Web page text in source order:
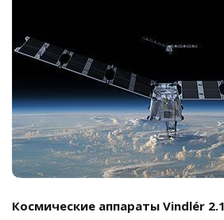
Космические аппараты Vindlér